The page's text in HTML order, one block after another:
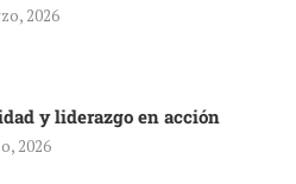
2026
y liderazgo en acción
2026